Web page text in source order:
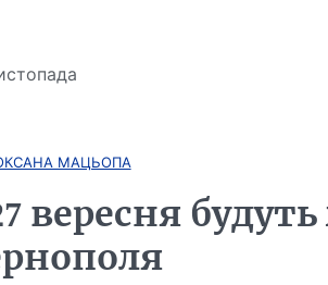
МАЦЬОПА
вересня